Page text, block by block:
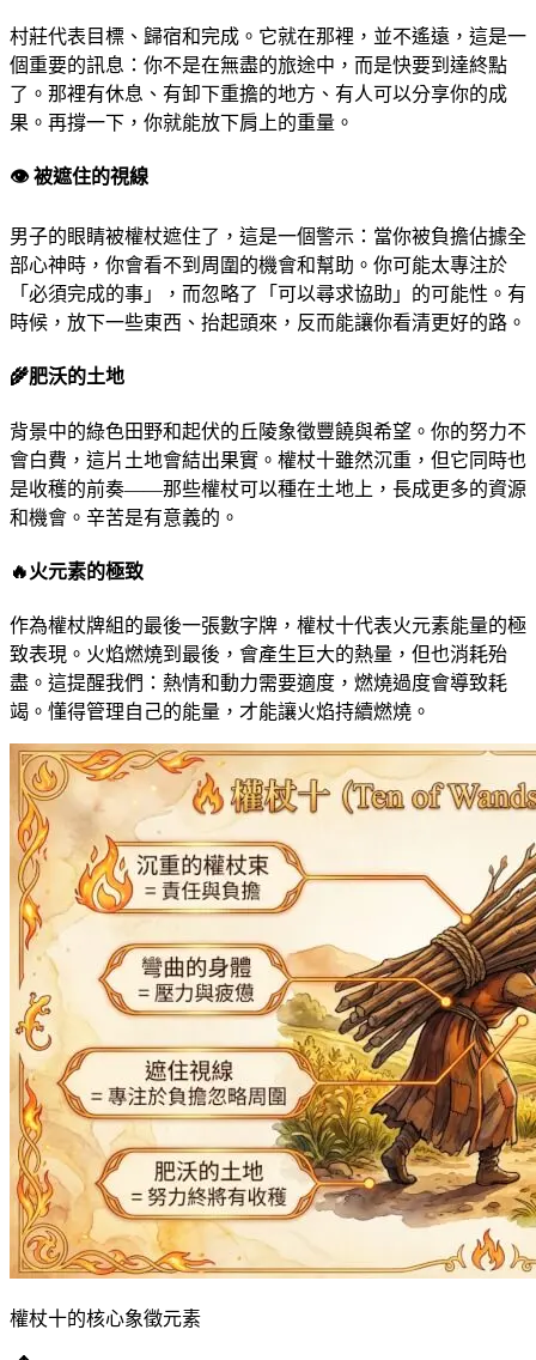
村莊代表目標、歸宿和完成。它就在那裡，並不遙遠，這是一
個重要的訊息：你不是在無盡的旅途中，而是快要到達終點
了。那裡有休息、有卸下重擔的地方、有人可以分享你的成
果。再撐一下，你就能放下肩上的重量。
👁️ 被遮住的視線
男子的眼睛被權杖遮住了，這是一個警示：當你被負擔佔據全
部心神時，你會看不到周圍的機會和幫助。你可能太專注於
「必須完成的事」，而忽略了「可以尋求協助」的可能性。有
時候，放下一些東西、抬起頭來，反而能讓你看清更好的路。
🌾肥沃的土地
背景中的綠色田野和起伏的丘陵象徵豐饒與希望。你的努力不
會白費，這片土地會結出果實。權杖十雖然沉重，但它同時也
是收穫的前奏——那些權杖可以種在土地上，長成更多的資源
和機會。辛苦是有意義的。
🔥火元素的極致
作為權杖牌組的最後一張數字牌，權杖十代表火元素能量的極
致表現。火焰燃燒到最後，會產生巨大的熱量，但也消耗殆
盡。這提醒我們：熱情和動力需要適度，燃燒過度會導致耗
竭。懂得管理自己的能量，才能讓火焰持續燃燒。
權杖十的核心象徵元素